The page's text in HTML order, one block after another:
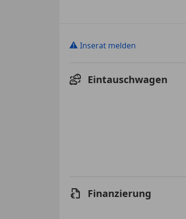
⚠ Inserat melden
Eintauschwagen
Finanzierung